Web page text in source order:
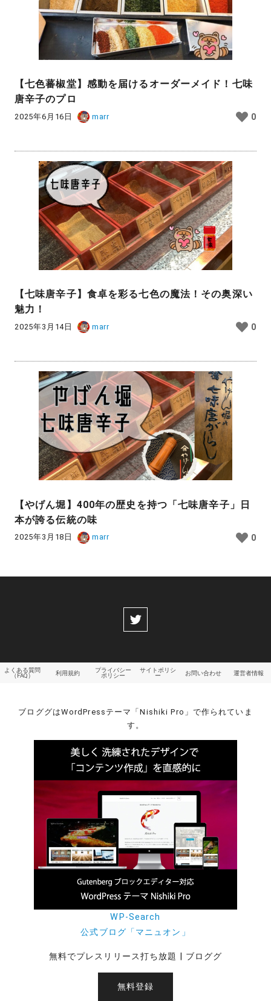
【七色蕃椒堂】感動を届けるオーダーメイド！七味
唐辛子のプロ
2025年6月16日 marr 0
【七味唐辛子】食卓を彩る七色の魔法！その奥深い
魅力！
2025年3月14日 marr 0
【やげん堀】400年の歴史を持つ「七味唐辛子」日
本が誇る伝統の味
2025年3月18日 marr 0
よくある質問
（FAQ）
利用規約
プライバシー
ポリシー
サイトポリシ
ー
お問い合わせ 運営者情報
ブロググはWordPressテーマ「Nishiki Pro」で作られていま
す。
WP-Search
公式ブログ「マニュオン」
無料でプレスリリース打ち放題 | ブロググ
無料登録